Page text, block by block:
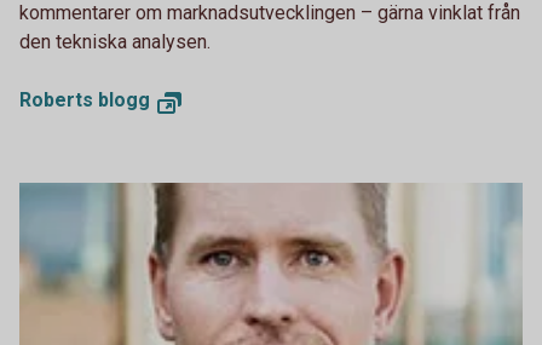
kommentarer om marknadsutvecklingen – gärna vinklat från
den tekniska analysen.
Roberts blogg